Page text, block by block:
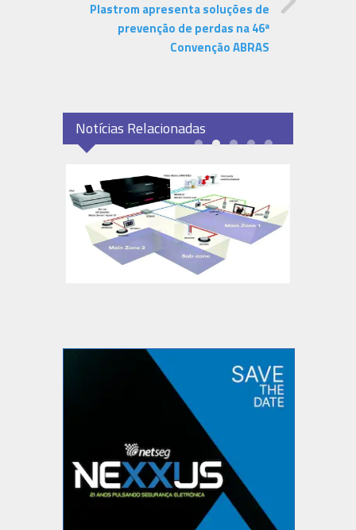
Plastrom apresenta soluções de
prevenção de perdas na 46ª
Convenção ABRAS
Notícias Relacionadas